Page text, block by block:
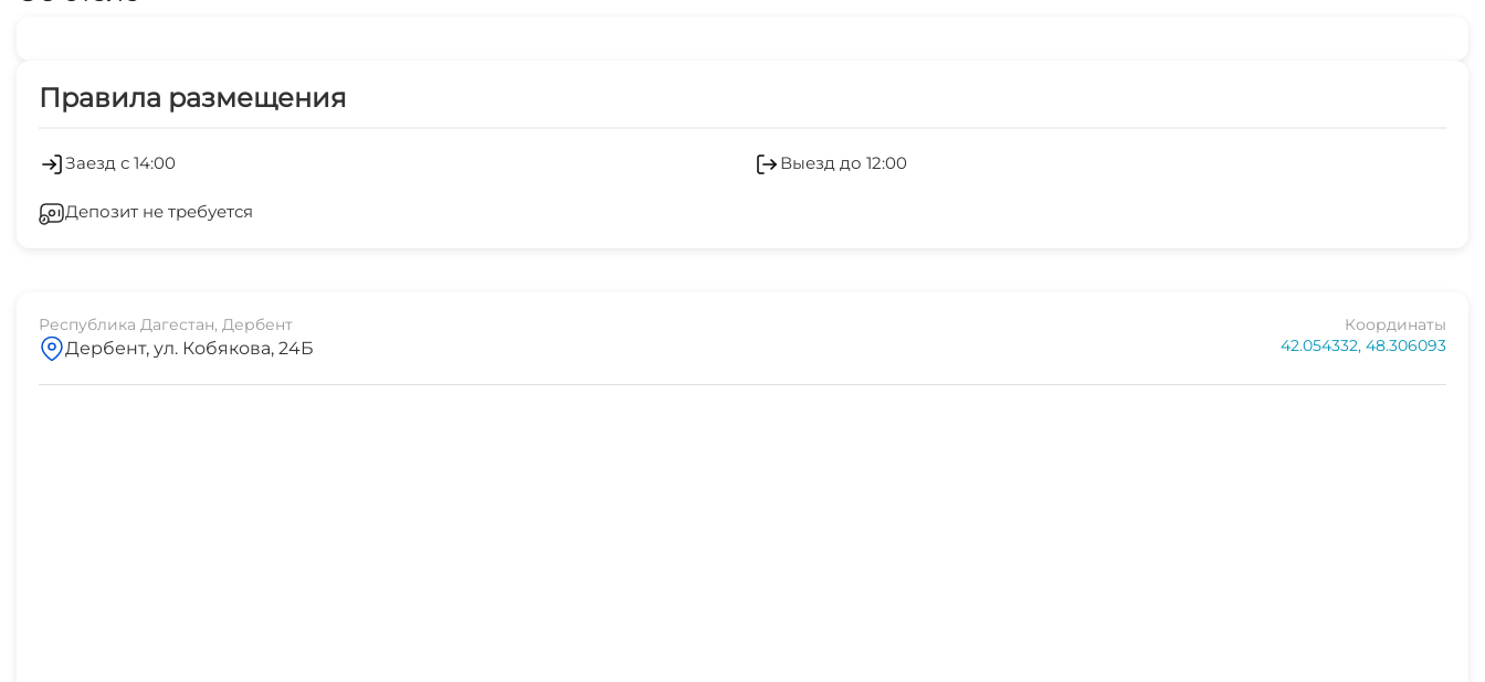
Правила размещения
Заезд с 14:00 Выезд до 12:00
Депозит не требуется
Республика Дагестан, Дербент
Дербент, ул. Кобякова, 24Б
Координаты
42.054332, 48.306093